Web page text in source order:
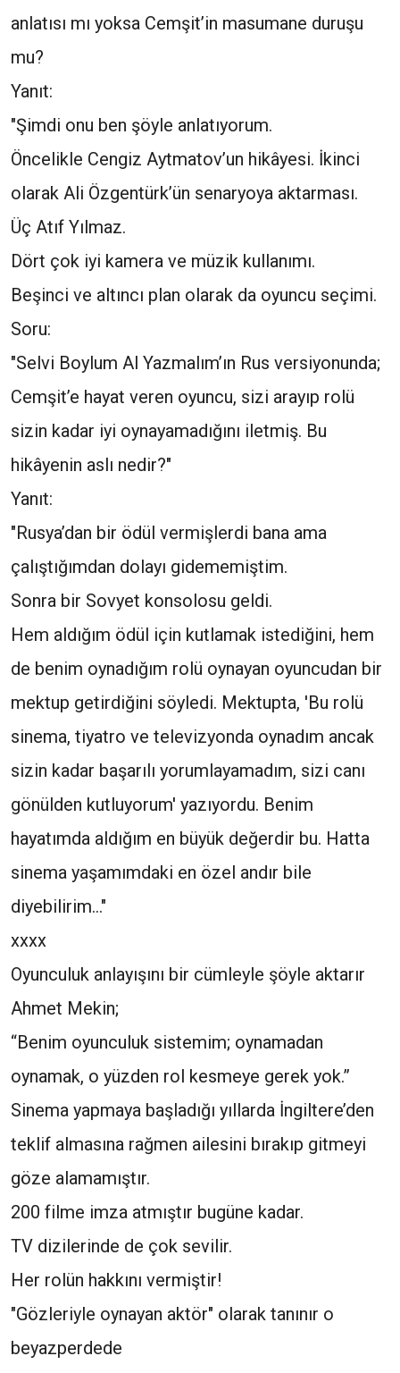
anlatısı mı yoksa Cemşit’in masumane duruşu
mu?
Yanıt:
"Şimdi onu ben şöyle anlatıyorum.
Öncelikle Cengiz Aytmatov’un hikâyesi. İkinci
olarak Ali Özgentürk’ün senaryoya aktarması.
Üç Atıf Yılmaz.
Dört çok iyi kamera ve müzik kullanımı.
Beşinci ve altıncı plan olarak da oyuncu seçimi.
Soru:
"Selvi Boylum Al Yazmalım’ın Rus versiyonunda;
Cemşit’e hayat veren oyuncu, sizi arayıp rolü
sizin kadar iyi oynayamadığını iletmiş. Bu
hikâyenin aslı nedir?"
Yanıt:
"Rusya’dan bir ödül vermişlerdi bana ama
çalıştığımdan dolayı gidememiştim.
Sonra bir Sovyet konsolosu geldi.
Hem aldığım ödül için kutlamak istediğini, hem
de benim oynadığım rolü oynayan oyuncudan bir
mektup getirdiğini söyledi. Mektupta, 'Bu rolü
sinema, tiyatro ve televizyonda oynadım ancak
sizin kadar başarılı yorumlayamadım, sizi canı
gönülden kutluyorum' yazıyordu. Benim
hayatımda aldığım en büyük değerdir bu. Hatta
sinema yaşamımdaki en özel andır bile
diyebilirim..."
xxxx
Oyunculuk anlayışını bir cümleyle şöyle aktarır
Ahmet Mekin;
“Benim oyunculuk sistemim; oynamadan
oynamak, o yüzden rol kesmeye gerek yok.”
Sinema yapmaya başladığı yıllarda İngiltere’den
teklif almasına rağmen ailesini bırakıp gitmeyi
göze alamamıştır.
200 filme imza atmıştır bugüne kadar.
TV dizilerinde de çok sevilir.
Her rolün hakkını vermiştir!
"Gözleriyle oynayan aktör" olarak tanınır o
beyazperdede